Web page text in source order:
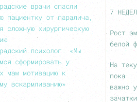
7
Рост
белой
На
пока
важно
врачи спасли
пациентку от паралича,
сложную хирургическую
психолог: «Мы
сформировать у
мам мотивацию к
вскармливанию»